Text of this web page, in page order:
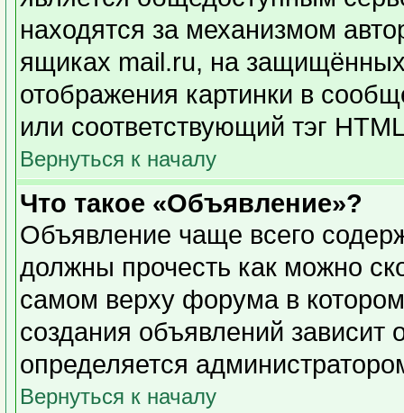
находятся за механизмом
ящиках mail.ru, на
отображения картинки в
или соответствующий тэг
Вернуться к началу
Что такое «Объявление»?
Объявление чаще всего
должны прочесть как можно
самом верху форума в
создания объявлений зависит
определяется
Вернуться к началу